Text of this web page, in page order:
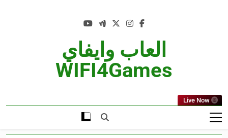
العاب وايفاي
WIFI4Games
Live Now